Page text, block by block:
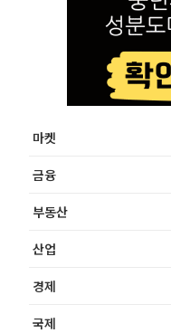
마켓
금융
부동산
산업
경제
국제